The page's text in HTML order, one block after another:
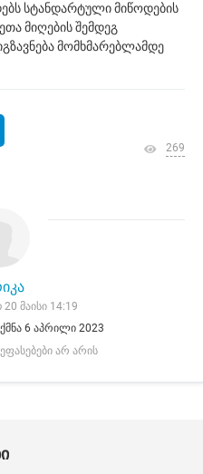
სტანდარტული მიწოდების
მიღების შემდეგ
მომხმარებლამდე
269
მაისი 14:19
6 აპრილი 2023
არ არის